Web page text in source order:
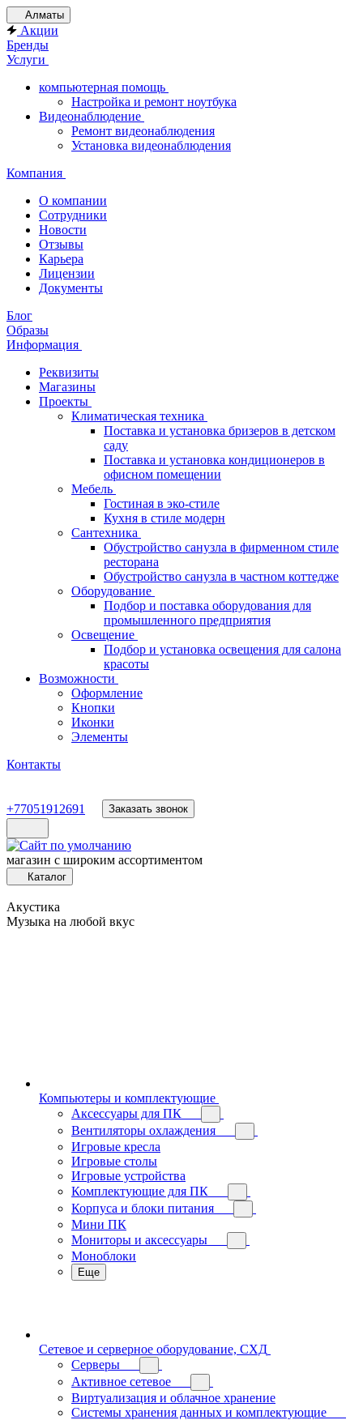
Алматы
Акции
Бренды
Услуги
компьютерная помощь
Настройка и ремонт ноутбука
Видеонаблюдение
Ремонт видеонаблюдения
Установка видеонаблюдения
Компания
О компании
Сотрудники
Новости
Отзывы
Карьера
Лицензии
Документы
Блог
Образы
Информация
Реквизиты
Магазины
Проекты
Климатическая техника
Поставка и установка бризеров в детском
саду
Поставка и установка кондиционеров в
офисном помещении
Мебель
Гостиная в эко-стиле
Кухня в стиле модерн
Сантехника
Обустройство санузла в фирменном стиле
ресторана
Обустройство санузла в частном коттедже
Оборудование
Подбор и поставка оборудования для
промышленного предприятия
Освещение
Подбор и установка освещения для салона
красоты
Возможности
Оформление
Кнопки
Иконки
Элементы
Контакты
+77051912691 Заказать звонок
магазин с широким ассортиментом
Каталог
Акустика
Музыка на любой вкус
Компьютеры и комплектующие
Аксессуары для ПК
Вентиляторы охлаждения
Игровые кресла
Игровые столы
Игровые устройства
Комплектующие для ПК
Корпуса и блоки питания
Мини ПК
Мониторы и аксессуары
Моноблоки
Еще
Сетевое и серверное оборудование, СХД
Cерверы
Активное сетевое
Виртуализация и облачное хранение
Системы хранения данных и комплектующие